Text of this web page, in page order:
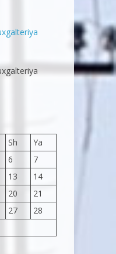
Sh
Ya
6
7
13
14
20
21
27
28